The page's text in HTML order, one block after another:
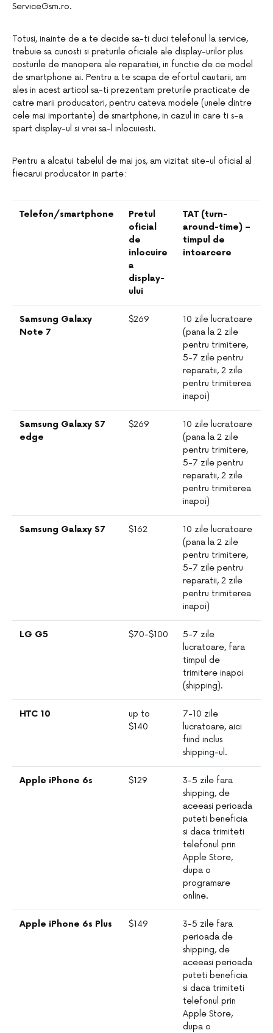
ServiceGsm.ro.
Totusi, inainte de a te decide sa-ti duci telefonul la service,
trebuie sa cunosti si preturile oficiale ale display-urilor plus
costurile de manopera ale reparatiei, in functie de ce model
de smartphone ai. Pentru a te scapa de efortul cautarii, am
ales in acest articol sa-ti prezentam preturile practicate de
catre marii producatori, pentru cateva modele (unele dintre
cele mai importante) de smartphone, in cazul in care ti s-a
spart display-ul si vrei sa-l inlocuiesti.
Pentru a alcatui tabelul de mai jos, am vizitat site-ul oficial al
fiecarui producator in parte:
Telefon/smartphone
Pretul
oficial
de
inlocuire
a
display-
ului
TAT (turn-
around-time) –
timpul de
intoarcere
Samsung Galaxy
Note 7
$269
10 zile lucratoare
(pana la 2 zile
pentru trimitere,
5-7 zile pentru
reparatii, 2 zile
pentru trimiterea
inapoi)
Samsung Galaxy S7
edge
$269
10 zile lucratoare
(pana la 2 zile
pentru trimitere,
5-7 zile pentru
reparatii, 2 zile
pentru trimiterea
inapoi)
Samsung Galaxy S7 $162
10 zile lucratoare
(pana la 2 zile
pentru trimitere,
5-7 zile pentru
reparatii, 2 zile
pentru trimiterea
inapoi)
LG G5 $70-$100
5-7 zile
lucratoare, fara
timpul de
trimitere inapoi
(shipping).
HTC 10
up to
$140
7-10 zile
lucratoare, aici
fiind inclus
shipping-ul.
Apple iPhone 6s $129
3-5 zile fara
shipping, de
aceeasi perioada
puteti beneficia
si daca trimiteti
telefonul prin
Apple Store,
dupa o
programare
online.
Apple iPhone 6s Plus $149
3-5 zile fara
perioada de
shipping, de
aceeasi perioada
puteti beneficia
si daca trimiteti
telefonul prin
Apple Store,
dupa o